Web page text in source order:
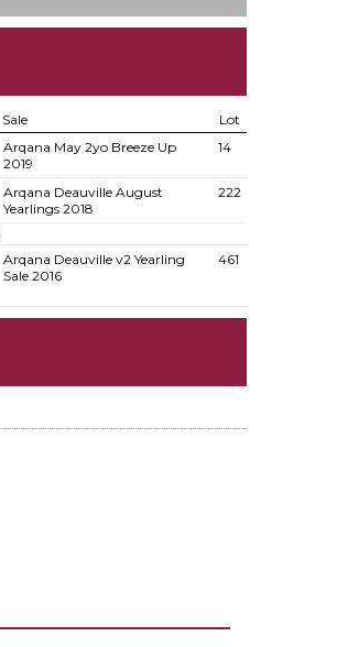
Sale Lot
Arqana May 2yo Breeze Up
2019
14
Arqana Deauville August
Yearlings 2018
222
Arqana Deauville v2 Yearling
Sale 2016
461